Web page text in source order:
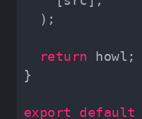
return
export default